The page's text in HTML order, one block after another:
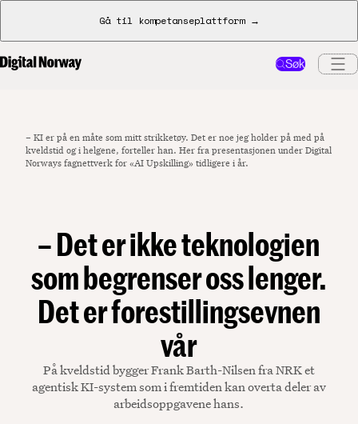
Gå til kompetanseplattform →
Søk
– KI er på en måte som mitt strikketøy. Det er noe jeg holder på med på
kveldstid og i helgene, forteller han. Her fra presentasjonen under Digital
Norways fagnettverk for «AI Upskilling» tidligere i år.
– Det er ikke teknologien
som begrenser oss lenger.
Det er forestillingsevnen
vår
På kveldstid bygger Frank Barth-Nilsen fra NRK et
agentisk KI-system som i fremtiden kan overta deler av
arbeidsoppgavene hans.